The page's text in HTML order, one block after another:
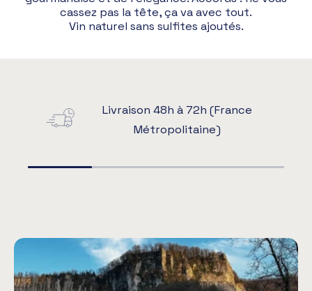
cassez pas la tête, ça va avec tout.
Vin naturel sans sulfites ajoutés.
Livraison 48h à 72h (France
Métropolitaine)